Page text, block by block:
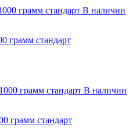
В наличии
грамм стандарт
В наличии
грамм стандарт